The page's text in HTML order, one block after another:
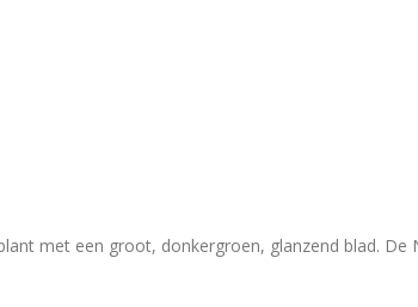
met een groot, donkergroen, glanzend blad.